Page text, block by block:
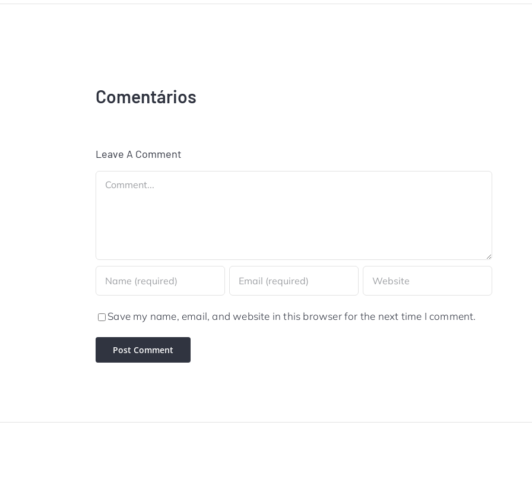
Comentários
Leave A Comment
Comment
Save my name, email, and website in this browser for the next time I comment.